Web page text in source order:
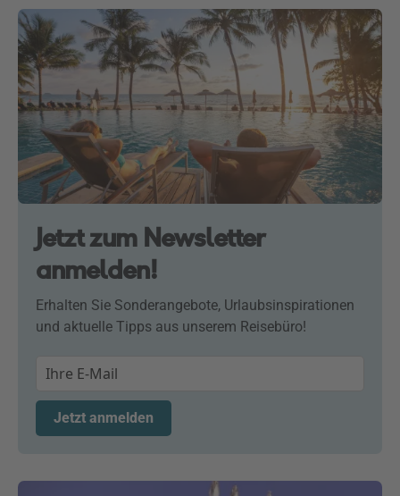
Jetzt zum Newsletter
anmelden!
Erhalten Sie Sonderangebote, Urlaubsinspirationen
und aktuelle Tipps aus unserem Reisebüro!
Jetzt anmelden